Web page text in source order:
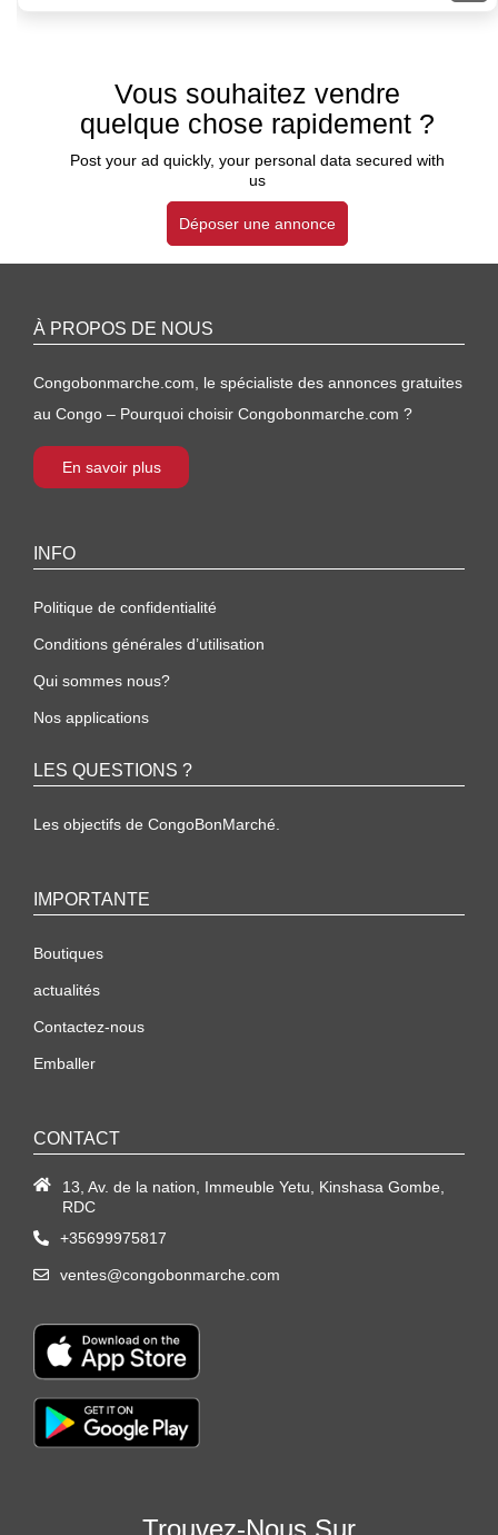
Vous souhaitez vendre
quelque chose rapidement ?
Post your ad quickly, your personal data secured with
us
Déposer une annonce
À PROPOS DE NOUS
Congobonmarche.com, le spécialiste des annonces gratuites
au Congo – Pourquoi choisir Congobonmarche.com ?
En savoir plus
INFO
Politique de confidentialité
Conditions générales d’utilisation
Qui sommes nous?
Nos applications
LES QUESTIONS ?
Les objectifs de CongoBonMarché.
IMPORTANTE
Boutiques
actualités
Contactez-nous
Emballer
CONTACT
13, Av. de la nation, Immeuble Yetu, Kinshasa Gombe,
RDC
+35699975817
ventes@congobonmarche.com
Trouvez-Nous Sur